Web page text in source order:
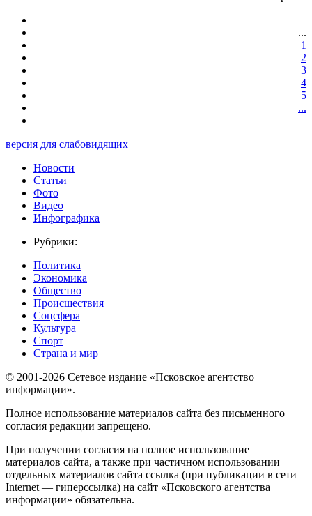
...
1
2
3
4
5
...
версия для слабовидящих
Новости
Статьи
Фото
Видео
Инфографика
Рубрики:
Политика
Экономика
Общество
Происшествия
Соцсфера
Культура
Спорт
Страна и мир
© 2001-2026 Сетевое издание «Псковское агентство
информации».
Полное использование материалов сайта без письменного
согласия редакции запрещено.
При получении согласия на полное использование
материалов сайта, а также при частичном использовании
отдельных материалов сайта ссылка (при публикации в сети
Internet — гиперссылка) на сайт «Псковского агентства
информации» обязательна.